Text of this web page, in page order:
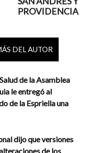
PROVIDENCIA
DEL AUTOR
de la Asamblea
le entregó al
de la Espriella una
dijo que versiones
de los